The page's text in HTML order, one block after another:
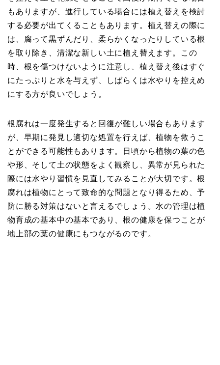
もありますが、進行している場合には植え替えを検討
する必要が出てくることもあります。植え替えの際に
は、腐って黒ずんだり、柔らかくなったりしている根
を取り除き、清潔な新しい土に植え替えます。この
時、根を傷つけないように注意し、植え替え後はすぐ
にたっぷりと水を与えず、しばらくは水やりを控えめ
にする方が良いでしょう。
根腐れは一度発生すると回復が難しい場合もあります
が、早期に発見し適切な処置を行えば、植物を救うこ
とができる可能性もあります。日頃から植物の葉の色
や形、そして土の状態をよく観察し、異常が見られた
際には水やり習慣を見直してみることが大切です。根
腐れは植物にとって致命的な問題となり得るため、予
防に勝る対策はないと言えるでしょう。水の管理は植
物育成の基本中の基本であり、根の健康を保つことが
地上部の葉の健康にもつながるのです。